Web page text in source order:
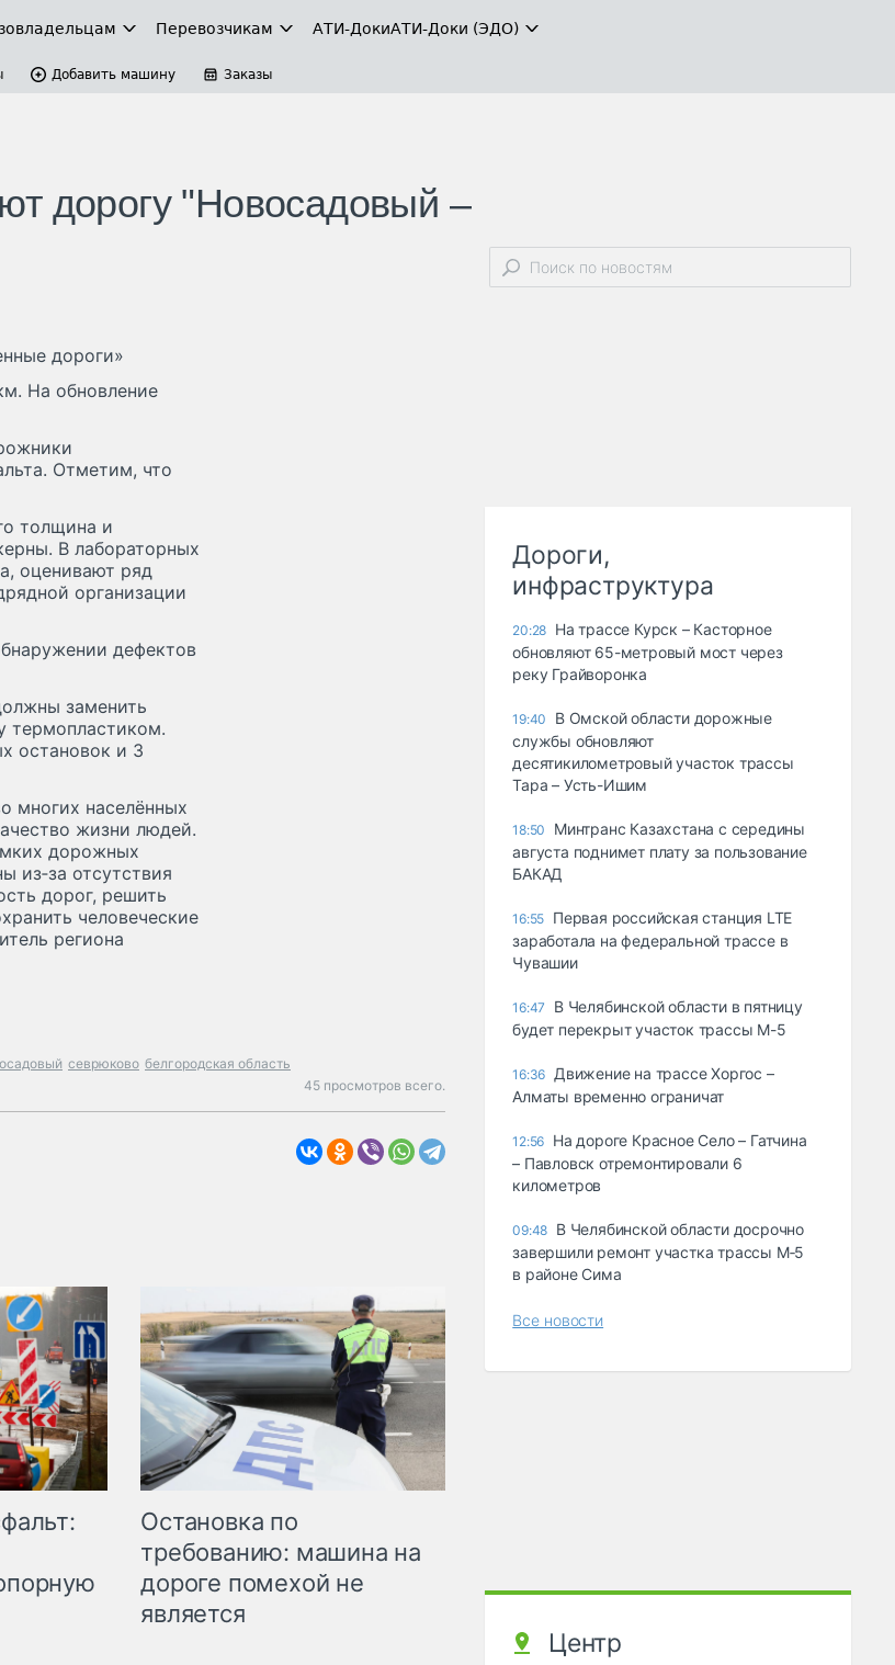
Перевозчикам АТИ-ДокиАТИ-Доки (ЭДО)
Добавить машину Заказы
дорогу "Новосадовый –
дороги»
На обновление
Отметим, что
толщина и
В лабораторных
оценивают ряд
организации
дефектов
заменить
термопластиком.
остановок и 3
многих населённых
жизни людей.
дорожных
из‑за отсутствия
дорог, решить
человеческие
региона
севрюково белгородская область
45 просмотров всего.
Остановка по
требованию: машина на
дороге помехой не
является
Дороги,
инфраструктура
20:28 На трассе Курск – Касторное
обновляют 65-метровый мост через
реку Грайворонка
19:40
В Омской области дорожные
службы обновляют
десятикилометровый участок трассы
Тара – Усть-Ишим
18:50
Минтранс Казахстана с середины
августа поднимет плату за пользование
БАКАД
16:55 Первая российская станция LTE
заработала на федеральной трассе в
Чувашии
16:47
В Челябинской области в пятницу
будет перекрыт участок трассы М-5
16:36 Движение на трассе Хоргос –
Алматы временно ограничат
12:56 На дороге Красное Село – Гатчина
– Павловск отремонтировали 6
километров
09:48 В Челябинской области досрочно
завершили ремонт участка трассы М‑5
в районе Сима
Все новости
Центр